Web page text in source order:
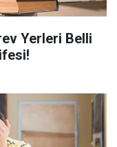
Yerleri Belli